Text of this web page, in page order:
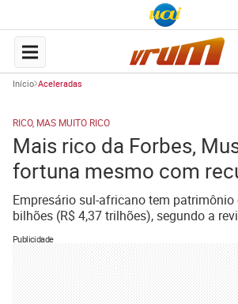
Início Aceleradas
RICO, MAS MUITO RICO
Mais rico da Forbes,
fortuna mesmo com
Empresário sul-africano tem patrimônio
bilhões (R$ 4,37 trilhões), segundo a
Publicidade